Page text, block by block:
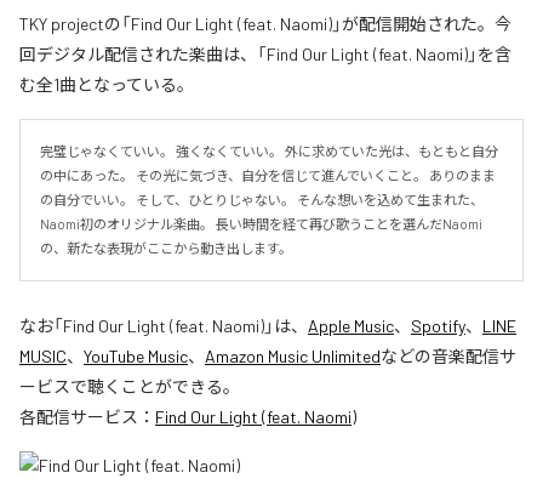
TKY projectの「Find Our Light (feat. Naomi)」が配信開始された。今
回デジタル配信された楽曲は、「Find Our Light (feat. Naomi)」を含
む全1曲となっている。
完璧じゃなくていい。 強くなくていい。 外に求めていた光は、もともと自分
の中にあった。 その光に気づき、自分を信じて進んでいくこと。 ありのまま
の自分でいい。 そして、ひとりじゃない。 そんな想いを込めて生まれた、
Naomi初のオリジナル楽曲。 長い時間を経て再び歌うことを選んだNaomi
の、新たな表現がここから動き出します。
なお「Find Our Light (feat. Naomi)」は、 Apple Music、 Spotify、 LINE
MUSIC、 YouTube Music、 Amazon Music Unlimitedなどの音楽配信サ
ービスで聴くことができる。
各配信サービス： Find Our Light (feat. Naomi)